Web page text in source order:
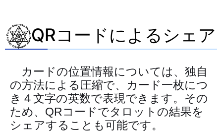
QRコードによるシェア
カードの位置情報については、独自
の方法による圧縮で、カード一枚につ
き４文字の英数で表現できます。その
ため、QRコードでタロットの結果を
シェアすることも可能です。